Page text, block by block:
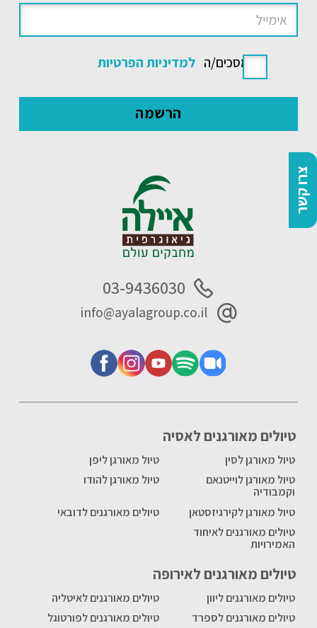
צרו קשר
אני מסכים/ה למדיניות הפרטיות
טיולים מאורגנים לאסיה
טיול מאורגן לסין
טיול מאורגן ליפן
טיול מאורגן לוייטנאם
וקמבודיה
טיול מאורגן להודו
טיול מאורגן לקירגיזסטאן
טיולים מאורגנים לדובאי
טיולים מאורגנים לאיחוד
האמירויות
טיולים מאורגנים לאירופה
טיולים מאורגנים ליוון
טיולים מאורגנים לאיטליה
טיולים מאורגנים לספרד
טיולים מאורגנים לפורטוגל
03-9436030
info@ayalagroup.co.il